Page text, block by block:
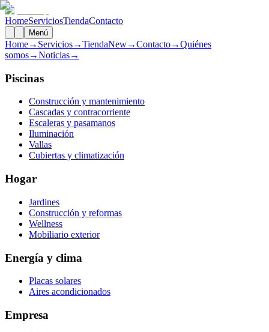
HomeServiciosTiendaContacto
Menú
Home→ Servicios→TiendaNew→Contacto→Quiénes
somos→Noticias→
Piscinas
Construcción y mantenimiento
Cascadas y contracorriente
Escaleras y pasamanos
Iluminación
Vallas
Cubiertas y climatización
Hogar
Jardines
Construcción y reformas
Wellness
Mobiliario exterior
Energía y clima
Placas solares
Aires acondicionados
Empresa